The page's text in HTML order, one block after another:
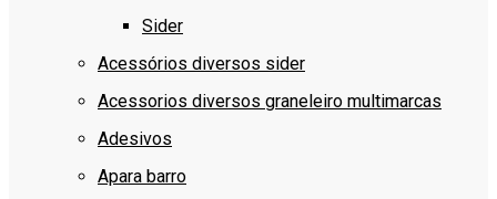
Sider
Acessórios diversos sider
Acessorios diversos graneleiro multimarcas
Adesivos
Apara barro